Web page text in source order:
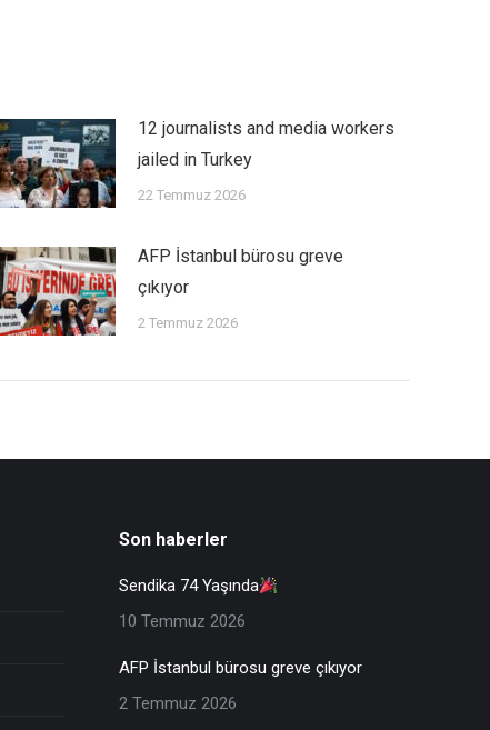
12 journalists and media workers
jailed in Turkey
22 Temmuz 2026
AFP İstanbul bürosu greve
çıkıyor
2 Temmuz 2026
Son haberler
Sendika 74 Yaşında
10 Temmuz 2026
AFP İstanbul bürosu greve çıkıyor
2 Temmuz 2026